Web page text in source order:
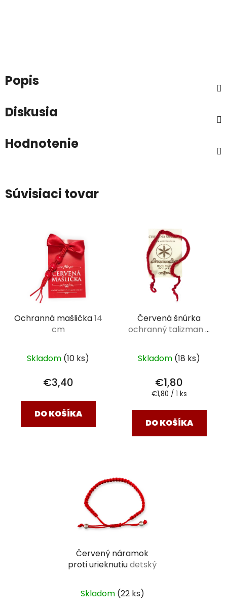
Popis
Diskusia
Hodnotenie
Súvisiaci tovar
Ochranná mašlička14
cm
Skladom (10 ks)
€3,40
DO KOŠÍKA
Červená šnúrka
ochranný talizman -
Skladom (18 ks)
€1,80
Jednotková
€1,80 / 1 ks
DO KOŠÍKA
Červený náramok
proti urieknutiudetský
Skladom (22 ks)